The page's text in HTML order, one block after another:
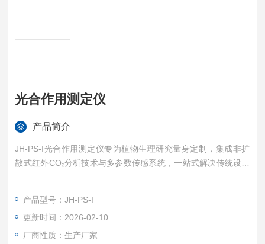
光合作用测定仪
产品简介
JH-PS-I光合作用测定仪专为植物生理研究量身定制，集成非扩
散式红外CO₂分析技术与多参数传感系统，一站式解决传统设备
操作繁琐、数据分散的痛点。
产品型号：JH-PS-I
更新时间：2026-02-10
厂商性质：生产厂家